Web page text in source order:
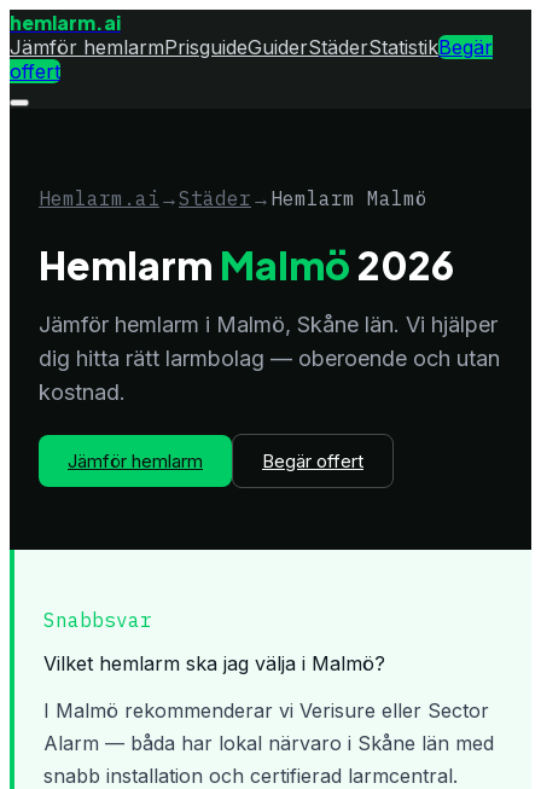
hemlarm.ai
Jämför hemlarmPrisguideGuiderStäderStatistikBegär
offert
Hemlarm.ai →Städer → Hemlarm Malmö
Hemlarm Malmö 2026
Jämför hemlarm i Malmö, Skåne län. Vi hjälper
dig hitta rätt larmbolag — oberoende och utan
kostnad.
Jämför hemlarm Begär offert
Snabbsvar
Vilket hemlarm ska jag välja i Malmö?
I Malmö rekommenderar vi Verisure eller Sector
Alarm — båda har lokal närvaro i Skåne län med
snabb installation och certifierad larmcentral.